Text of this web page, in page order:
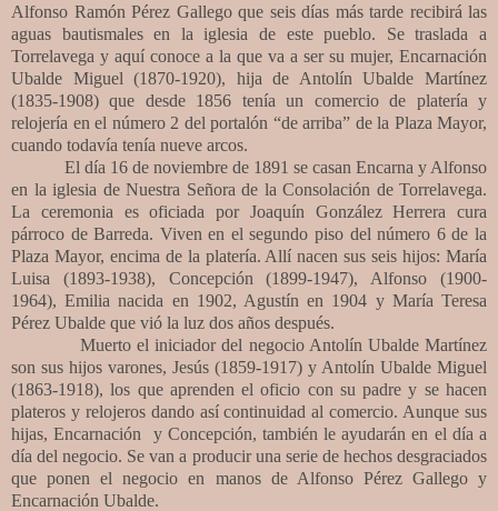
Alfonso Ramón Pérez Gallego que seis días más tarde recibirá las
aguas bautismales en la iglesia de este pueblo. Se traslada a
Torrelavega y aquí conoce a la que va a ser su mujer, Encarnación
Ubalde Miguel (1870-1920), hija de Antolín Ubalde Martínez
(1835-1908) que desde 1856 tenía un comercio de platería y
relojería en el número 2 del portalón “de arriba” de la Plaza Mayor,
cuando todavía tenía nueve arcos.
El día 16 de noviembre de 1891 se casan Encarna y Alfonso
en la iglesia de Nuestra Señora de la Consolación de Torrelavega.
La ceremonia es oficiada por Joaquín González Herrera cura
párroco de Barreda. Viven en el segundo piso del número 6 de la
Plaza Mayor, encima de la platería. Allí nacen sus seis hijos: María
Luisa (1893-1938), Concepción (1899-1947), Alfonso (1900-
1964), Emilia nacida en 1902, Agustín en 1904 y María Teresa
Pérez Ubalde que vió la luz dos años después.
Muerto el iniciador del negocio Antolín Ubalde Martínez
son sus hijos varones, Jesús (1859-1917) y Antolín Ubalde Miguel
(1863-1918), los que aprenden el oficio con su padre y se hacen
plateros y relojeros dando así continuidad al comercio. Aunque sus
hijas, Encarnación y Concepción, también le ayudarán en el día a
día del negocio. Se van a producir una serie de hechos desgraciados
que ponen el negocio en manos de Alfonso Pérez Gallego y
Encarnación Ubalde.